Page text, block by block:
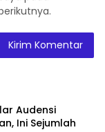
Audensi
Ini Sejumlah